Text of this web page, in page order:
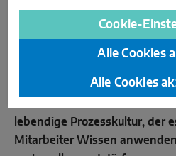
Ersatzteilservice
INDUSTRIAL PARTS & SERVICES
Kontaktanfrage Lohnfertigung
Um nachhaltig Innovationen
hinterfragt und bestehende
lebendige Prozesskultur, der
Mitarbeiter Wissen
Cookie-
Alle Cookies
Alle Cookies